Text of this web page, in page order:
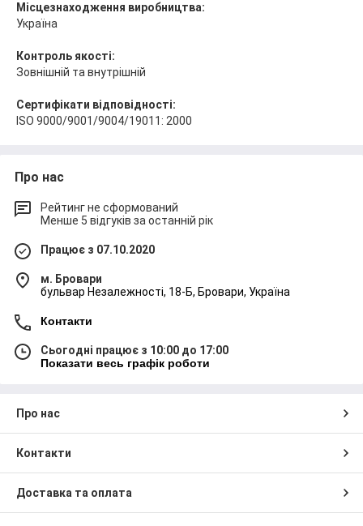
Місцезнаходження виробництва:
Україна
Контроль якості:
Зовнішній та внутрішній
Сертифікати відповідності:
ISO 9000/9001/9004/19011: 2000
Про нас
Рейтинг не сформований
Менше 5 відгуків за останній рік
Працює з 07.10.2020
м. Бровари
бульвар Незалежності, 18-Б, Бровари, Україна
Контакти
Сьогодні працює з 10:00 до 17:00
Показати весь графік роботи
Про нас
Контакти
Доставка та оплата